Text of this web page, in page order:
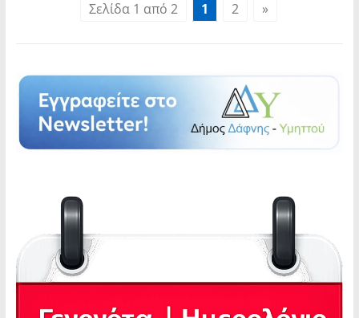
Σελίδα 1 από 2 1 2 »